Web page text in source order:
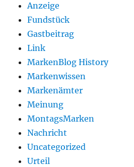
Anzeige
Fundstück
Gastbeitrag
Link
MarkenBlog History
Markenwissen
Markenämter
Meinung
MontagsMarken
Nachricht
Uncategorized
Urteil